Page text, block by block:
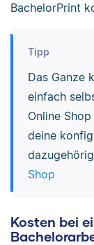
BachelorPrint
Tipp
Das Ganze
einfach
Online
deine
Shop
Kosten bei